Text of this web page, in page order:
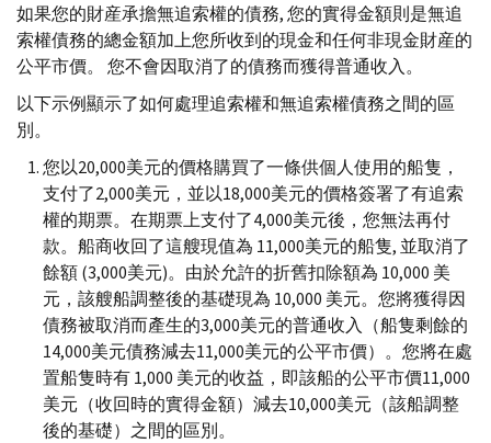
如果您的財産承擔無追索權的債務, 您的實得金額則是無追
索權債務的總金額加上您所收到的現金和任何非現金財産的
公平市價。 您不會因取消了的債務而獲得普通收入。
以下示例顯示了如何處理追索權和無追索權債務之間的區
別。
您以20,000美元的價格購買了一條供個人使用的船隻，
支付了2,000美元，並以18,000美元的價格簽署了有追索
權的期票。在期票上支付了4,000美元後，您無法再付
款。船商收回了這艘現值為 11,000美元的船隻, 並取消了
餘額 (3,000美元)。由於允許的折舊扣除額為 10,000 美
元，該艘船調整後的基礎現為 10,000 美元。您將獲得因
債務被取消而產生的3,000美元的普通收入（船隻剩餘的
14,000美元債務減去11,000美元的公平市價）。您將在處
置船隻時有 1,000 美元的收益，即該船的公平市價11,000
美元（收回時的實得金額）減去10,000美元（該船調整
後的基礎）之間的區別。